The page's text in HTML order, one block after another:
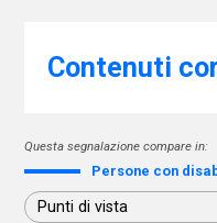
Contenuti
Questa segnalazione compare in:
Persone con
Punti di vista